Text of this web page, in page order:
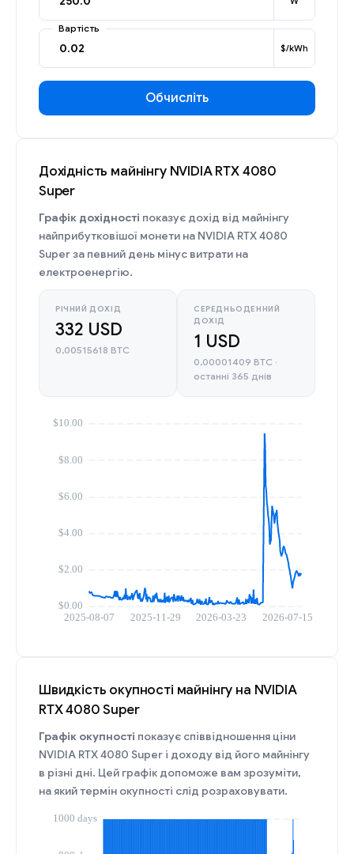
Вартість
$/kWh
Обчисліть
Дохідність майнінгу NVIDIA RTX 4080
Super
Графік дохідності показує дохід від майнінгу
найприбутковішої монети на NVIDIA RTX 4080
Super за певний день мінус витрати на
електроенергію.
РІЧНИЙ ДОХІД
332 USD
0,00515618 BTC
СЕРЕДНЬОДЕННИЙ
ДОХІД
1 USD
0,00001409 BTC ·
останні 365 днів
Швидкість окупності майнінгу на NVIDIA
RTX 4080 Super
Графік окупності показує співвідношення ціни
NVIDIA RTX 4080 Super і доходу від його майнінгу
в різні дні. Цей графік допоможе вам зрозуміти,
на який термін окупності слід розраховувати.